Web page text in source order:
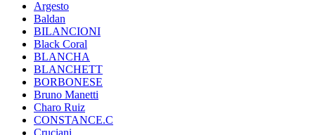
Argesto
Baldan
BILANCIONI
Black Coral
BLANCHA
BLANCHETT
BORBONESE
Bruno Manetti
Charo Ruiz
CONSTANCE.C
Cruciani